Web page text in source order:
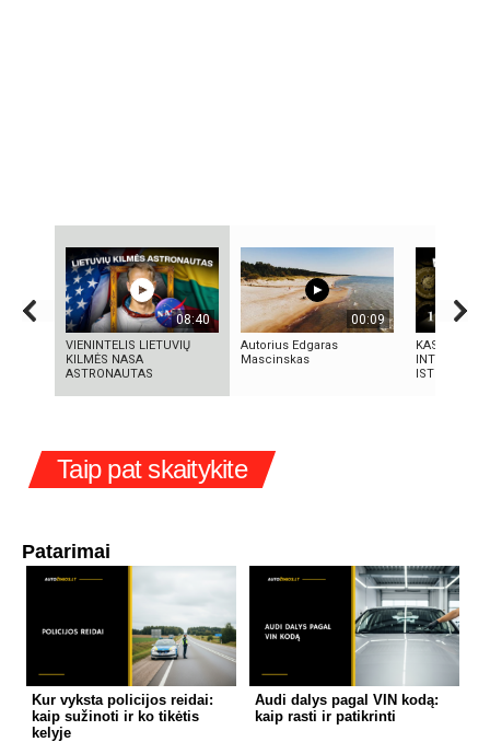
08:40
VIENINTELIS LIETUVIŲ
KILMĖS NASA
ASTRONAUTAS
00:09
Autorius Edgaras
Mascinskas
KAS
INTELEKTĄ?
ISTORIJA IR
Taip pat skaitykite
Patarimai
Kur vyksta policijos reidai:
kaip sužinoti ir ko tikėtis
kelyje
Audi dalys pagal VIN kodą:
kaip rasti ir patikrinti